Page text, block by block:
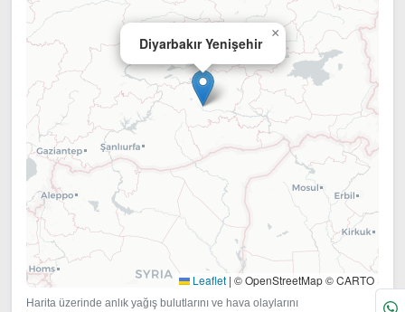
Diyarbakır Yenişehir
×
Leaflet | © OpenStreetMap © CARTO
Harita üzerinde anlık yağış bulutlarını ve hava olaylarını